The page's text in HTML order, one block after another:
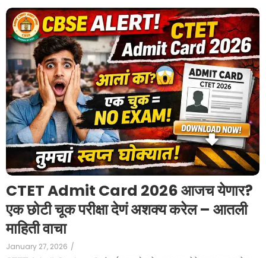
CTET Admit Card 2026 आजच येणार?
एक छोटी चूक परीक्षा देणं अशक्य करेल – आतली
माहिती वाचा
January 27, 2026 /